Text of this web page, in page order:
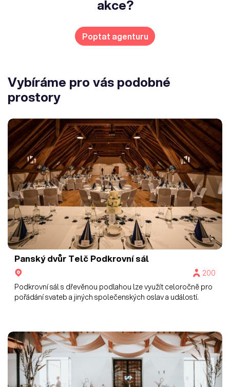
akce?
Poptat agenturu
Vybíráme pro vás podobné
prostory
Panský dvůr Telč Podkrovní sál
200
Podkrovní sál s dřevěnou podlahou lze využít celoročně pro
pořádání svateb a jiných společenských oslav a událostí.